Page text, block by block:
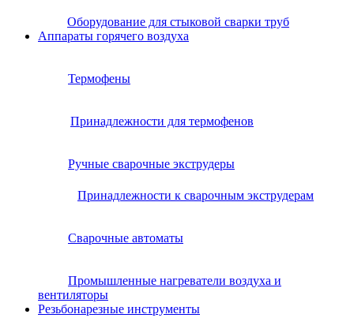
Оборудование для стыковой сварки труб
Аппараты горячего воздуха
Термофены
Принадлежности для термофенов
Ручные сварочные экструдеры
Принадлежности к сварочным экструдерам
Сварочные автоматы
Промышленные нагреватели воздуха и
вентиляторы
Резьбонарезные инструменты